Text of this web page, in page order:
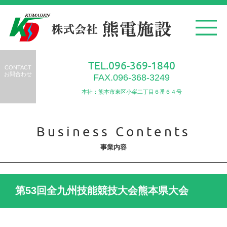
CONTACT
お問合わせ
TEL.096-369-1840
FAX.096-368-3249
本社：熊本市東区小峯二丁目６番６４号
Business Contents
事業内容
第53回全九州技能競技大会熊本県大会